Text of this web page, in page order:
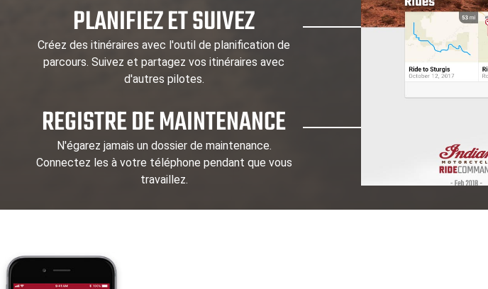
PLANIFIEZ ET SUIVEZ
Créez des itinéraires avec l'outil de planification de
parcours. Suivez et partagez vos itinéraires avec
d'autres pilotes.
REGISTRE DE MAINTENANCE
N'égarez jamais un dossier de maintenance.
Connectez les à votre téléphone pendant que vous
travaillez.